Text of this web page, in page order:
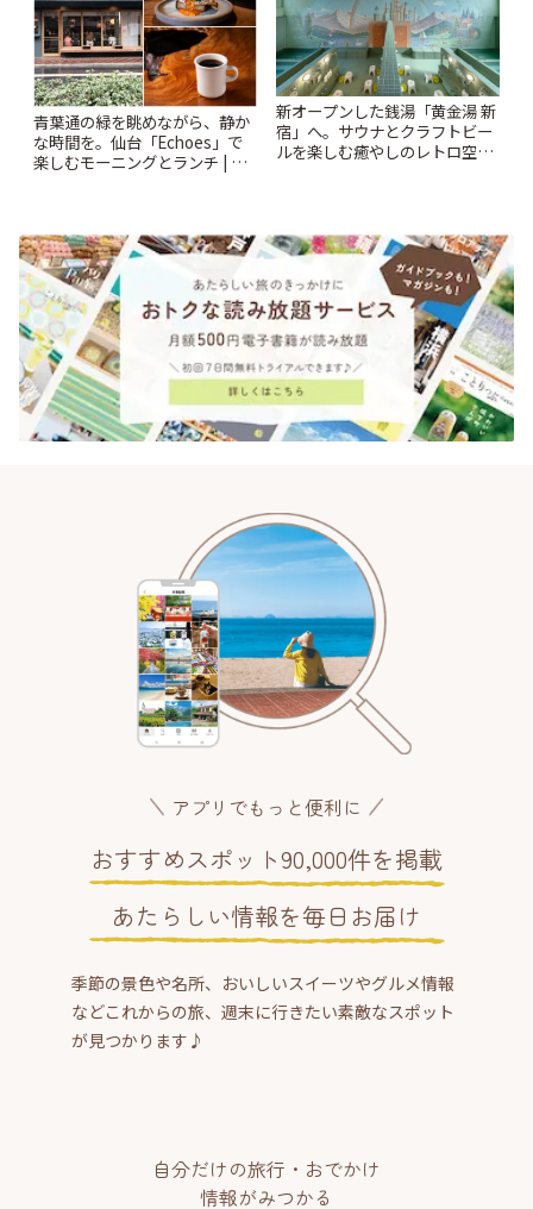
青葉通の緑を眺めながら、静か
な時間を。仙台「Echoes」で
楽しむモーニングとランチ | こ
新オープンした銭湯「黄金湯 新
宿」へ。サウナとクラフトビー
ルを楽しむ癒やしのレトロ空間
アプリでもっと便利に
おすすめスポット90,000件を掲載
あたらしい情報を毎日お届け
季節の景色や名所、おいしいスイーツやグルメ情報
などこれからの旅、週末に行きたい素敵なスポット
が見つかります♪
自分だけの旅行・おでかけ
情報がみつかる